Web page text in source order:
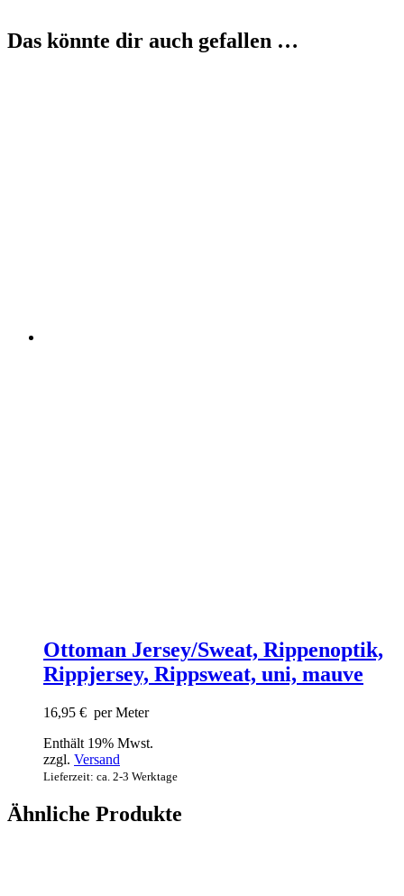
Das könnte dir auch gefallen …
Ottoman Jersey/Sweat, Rippenoptik,
Rippjersey, Rippsweat, uni, mauve
16,95 € per Meter
Enthält 19% Mwst.
zzgl. Versand
Lieferzeit: ca. 2-3 Werktage
Ähnliche Produkte